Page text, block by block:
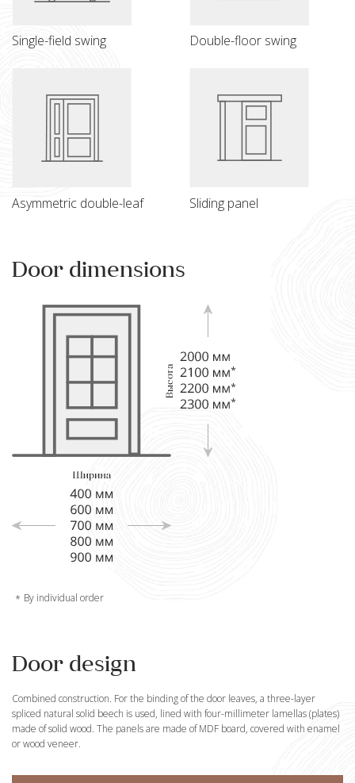
Single-field swing Double-floor swing
Asymmetric double-leaf Sliding panel
Door dimensions
By individual order
Door design
Combined construction. For the binding of the door leaves, a three-layer
spliced natural solid beech is used, lined with four-millimeter lamellas (plates)
made of solid wood. The panels are made of MDF board, covered with enamel
or wood veneer.